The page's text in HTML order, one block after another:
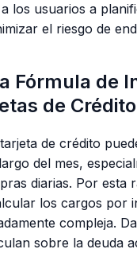
los usuarios a
el riesgo de
Fórmula de
de Crédito
de crédito
del mes,
diarias. Por esta
los cargos por
compleja.
sobre la deuda